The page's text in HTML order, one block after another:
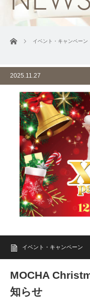
ホーム イベント・キャンペーン
2025.11.27
イベント・キャンペーン
MOCHA
知らせ